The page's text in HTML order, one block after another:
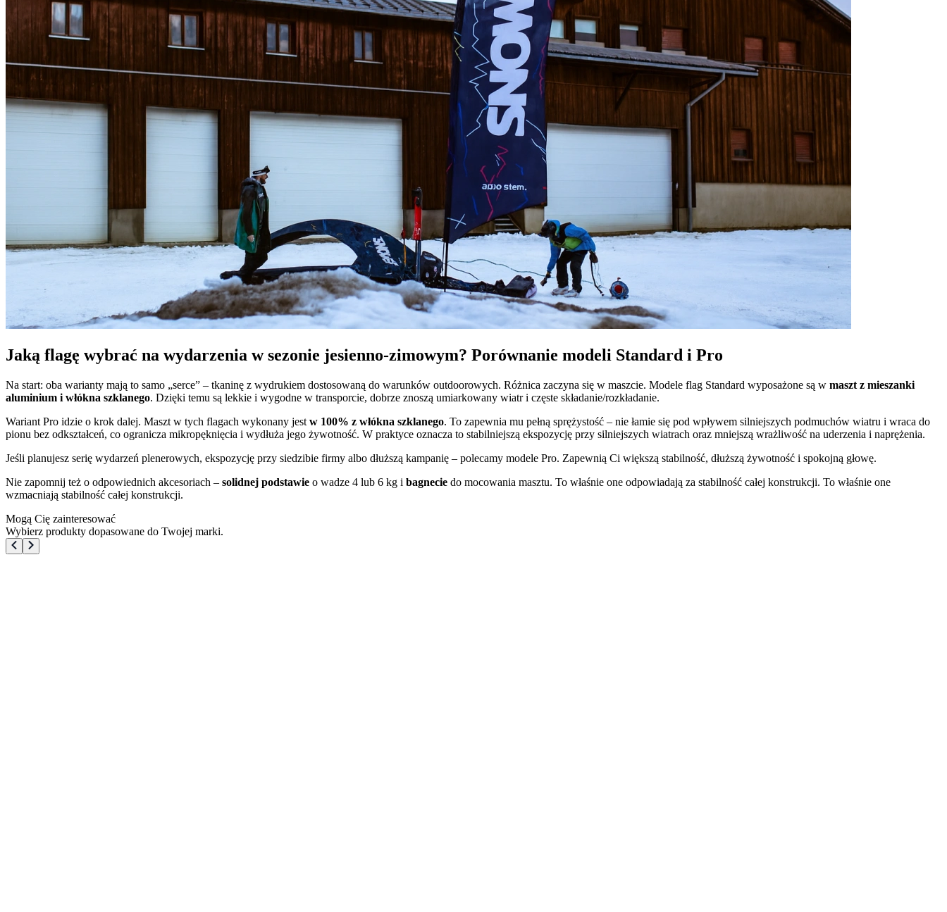
Jaką flagę wybrać na wydarzenia w sezonie jesienno-zimowym? Porównanie modeli Standard i Pro
Na start: oba warianty mają to samo „serce” – tkaninę z wydrukiem dostosowaną do warunków outdoorowych. Różnica zaczyna się w maszcie. Modele flag Standard wyposażone są w maszt z mieszanki
aluminium i włókna szklanego. Dzięki temu są lekkie i wygodne w transporcie, dobrze znoszą umiarkowany wiatr i częste składanie/rozkładanie.
Wariant Pro idzie o krok dalej. Maszt w tych flagach wykonany jest w 100% z włókna szklanego. To zapewnia mu pełną sprężystość – nie łamie się pod wpływem silniejszych podmuchów wiatru i wraca do
pionu bez odkształceń, co ogranicza mikropęknięcia i wydłuża jego żywotność. W praktyce oznacza to stabilniejszą ekspozycję przy silniejszych wiatrach oraz mniejszą wrażliwość na uderzenia i naprężenia.
Jeśli planujesz serię wydarzeń plenerowych, ekspozycję przy siedzibie firmy albo dłuższą kampanię – polecamy modele Pro. Zapewnią Ci większą stabilność, dłuższą żywotność i spokojną głowę.
Nie zapomnij też o odpowiednich akcesoriach – solidnej podstawie o wadze 4 lub 6 kg i bagnecie do mocowania masztu. To właśnie one odpowiadają za stabilność całej konstrukcji. To właśnie one
wzmacniają stabilność całej konstrukcji.
Mogą Cię zainteresować
Wybierz produkty dopasowane do Twojej marki.